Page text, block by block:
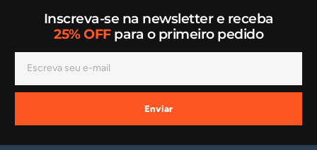
Inscreva-se na newsletter e receba
25% OFFpara o primeiro pedido
Enviar